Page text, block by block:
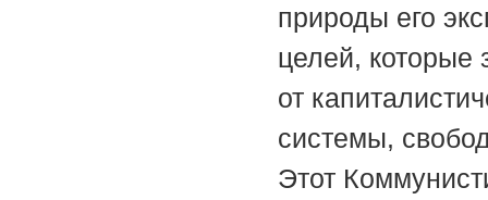
природы его
целей, которые
от
системы,
Этот